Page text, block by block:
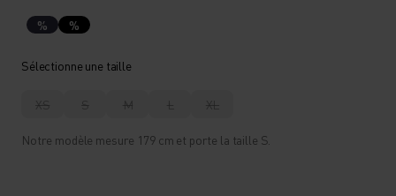
% %
Sélectionne une taille
XS S M L XL
Notre modèle mesure 179 cm et porte la taille S.